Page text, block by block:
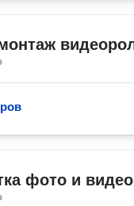
фото и видео